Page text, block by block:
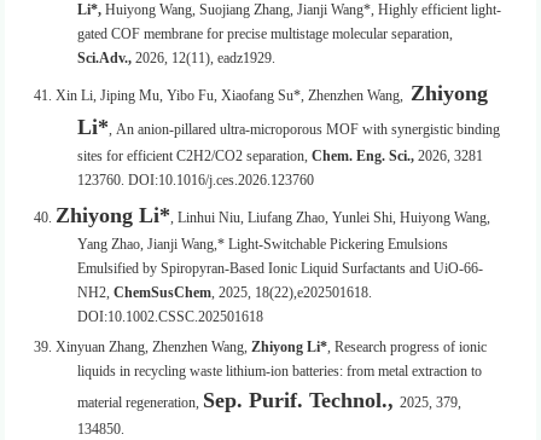
Li*, Huiyong Wang, Suojiang Zhang, Jianji Wang*, Highly efficient light-
gated COF membrane for precise multistage molecular separation,
Sci.Adv.,2026, 12(11), eadz1929.
41. Xin Li, Jiping Mu, Yibo Fu, Xiaofang Su*, Zhenzhen Wang, Zhiyong
Li*, An anion-pillared ultra-microporous MOF with synergistic binding
sites for efficient C2H2/CO2 separation,Chem. Eng. Sci., 2026, 3281
123760. DOI:10.1016/j.ces.2026.123760
40.Zhiyong Li*, Linhui Niu, Liufang Zhao, Yunlei Shi, Huiyong Wang,
Yang Zhao, Jianji Wang,* Light-Switchable Pickering Emulsions
Emulsified by Spiropyran-Based Ionic Liquid Surfactants and UiO-66-
NH2,ChemSusChem, 2025, 18(22),e202501618.
DOI:10.1002.CSSC.202501618
39. Xinyuan Zhang, Zhenzhen Wang,Zhiyong Li*, Research progress of ionic
liquids in recycling waste lithium-ion batteries: from metal extraction to
material regeneration, Sep. Purif. Technol.,2025, 379,
134850.